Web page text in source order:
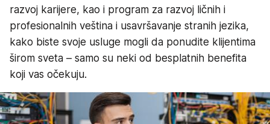
razvoj karijere, kao i program za razvoj ličnih i
profesionalnih veština i usavršavanje stranih jezika,
kako biste svoje usluge mogli da ponudite klijentima
širom sveta – samo su neki od besplatnih benefita
koji vas očekuju.